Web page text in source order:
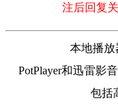
注后回复
本地播放
PotPlayer和迅雷影
包括